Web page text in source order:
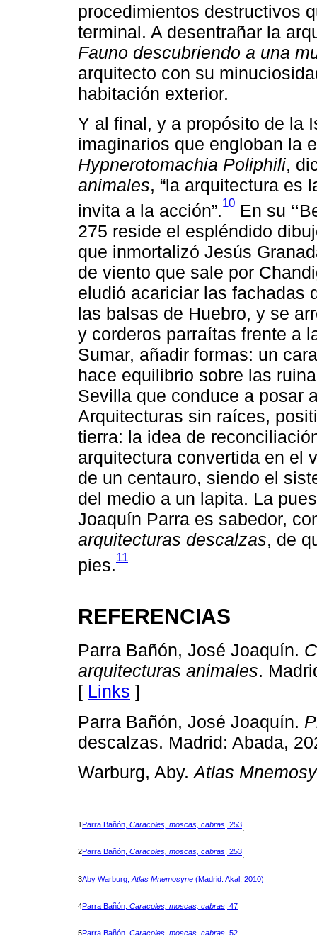
procedimientos destructivos
terminal. A desentrañar la
Fauno descubriendo a una
arquitecto con su
habitación exterior.
Y al final, y a propósito de la
imaginarios que engloban la
Hypnerotomachia Poliphili,
animales, “la arquitectura es
invita a la acción”.10 En su
275 reside el espléndido
que inmortalizó Jesús
de viento que sale por
eludió acariciar las fachadas
las balsas de Huebro, y se
y corderos parraítas frente a
Sumar, añadir formas: un
hace equilibrio sobre las
Sevilla que conduce a posar
Arquitecturas sin raíces,
tierra: la idea de
arquitectura convertida en el
de un centauro, siendo el
del medio a un lapita. La
Joaquín Parra es sabedor,
arquitecturas descalzas, de
pies.11
REFERENCIAS
Parra Bañón, José Joaquín.
arquitecturas animales.
[ Links ]
Parra Bañón, José Joaquín.
descalzas. Madrid: Abada,
Warburg, Aby.Atlas
1Parra Bañón, Caracoles, moscas, cabras , 253.
2Parra Bañón, Caracoles, moscas, cabras , 253.
3Aby Warburg, Atlas Mnemosyne (Madrid: Akal, 2010).
4Parra Bañón, Caracoles, moscas, cabras , 47.
5Parra Bañón, Caracoles, moscas, cabras, 52